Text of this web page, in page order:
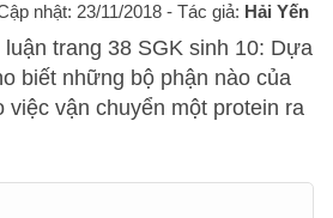
nhật: 23/11/2018 - Tác giả: Hải Yến
trang 38 SGK sinh 10: Dựa
biết những bộ phận nào của
việc vận chuyển một protein ra